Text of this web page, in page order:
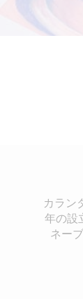
カラン
年の設
ネー